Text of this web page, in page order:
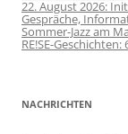
22. August 2026:
Gespräche,
Sommer-Jazz am
RE!SE-
NACHRICHTEN